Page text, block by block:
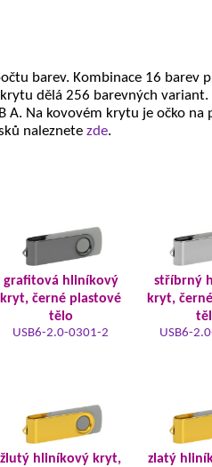
barev. Kombinace 16 barev
dělá 256 barevných variant.
A. Na kovovém krytu je očko na
naleznete zde.
grafitová hliníkový
kryt, černé plastové
tělo
USB6-2.0-0301-2
stříbrný
kryt,
USB6-
žlutý hliníkový kryt,
zlatý